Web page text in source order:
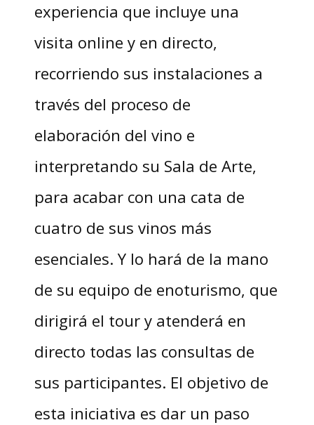
experiencia que incluye una
visita online y en directo,
recorriendo sus instalaciones a
través del proceso de
elaboración del vino e
interpretando su Sala de Arte,
para acabar con una cata de
cuatro de sus vinos más
esenciales. Y lo hará de la mano
de su equipo de enoturismo, que
dirigirá el tour y atenderá en
directo todas las consultas de
sus participantes. El objetivo de
esta iniciativa es dar un paso